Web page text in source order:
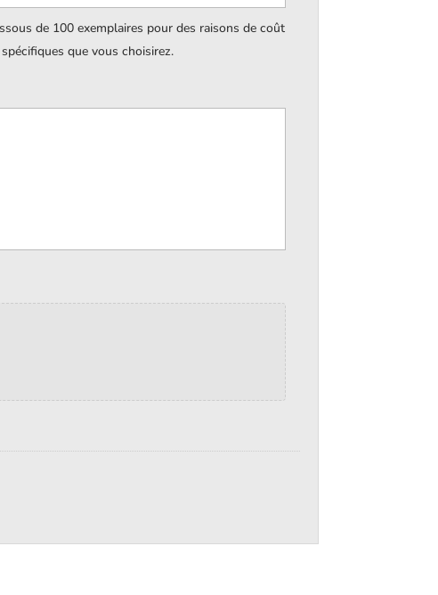
de 100 exemplaires pour des raisons de coût
que vous choisirez.